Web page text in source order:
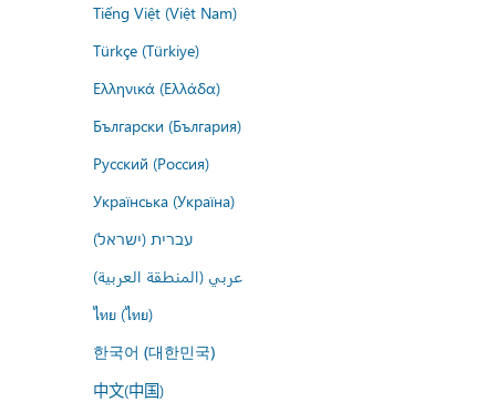
Tiếng Việt (Việt Nam)
Türkçe (Türkiye)
Ελληνικά (Ελλάδα)
Български (България)
Русский (Россия)
Українська (Україна)
עברית (ישראל)
عربي (المنطقة العربية)
ไทย (ไทย)
한국어 (대한민국)
中文(中国)